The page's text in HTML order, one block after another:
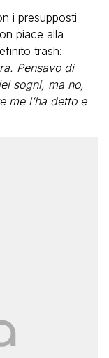
i presupposti
piace alla
trash:
Pensavo di
sogni, ma no,
me l’ha detto e